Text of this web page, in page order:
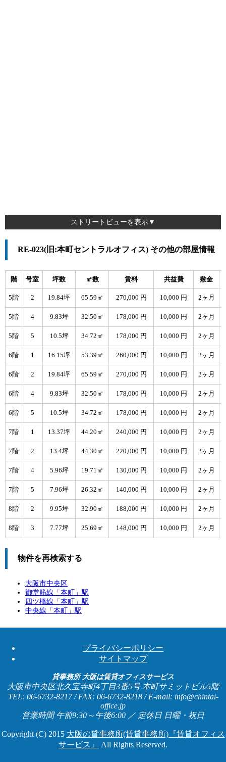
ストリートビューを表示▼
RE-023(旧:本町セントラルオフィス) その他の部屋情報
階 号室 坪数 ㎡数 賃料 共益費 敷金
5階 2 19.84坪 65.59㎡ 270,000 円 10,000 円 2ヶ月
5階 4 9.83坪 32.50㎡ 178,000 円 10,000 円 2ヶ月
5階 5 10.5坪 34.72㎡ 178,000 円 10,000 円 2ヶ月
6階 1 16.15坪 53.39㎡ 260,000 円 10,000 円 2ヶ月
6階 2 19.84坪 65.59㎡ 270,000 円 10,000 円 2ヶ月
6階 4 9.83坪 32.50㎡ 178,000 円 10,000 円 2ヶ月
6階 5 10.5坪 34.72㎡ 178,000 円 10,000 円 2ヶ月
7階 1 13.37坪 44.20㎡ 240,000 円 10,000 円 2ヶ月
7階 2 13.4坪 44.30㎡ 220,000 円 10,000 円 2ヶ月
7階 4 5.96坪 19.71㎡ 130,000 円 10,000 円 2ヶ月
7階 5 7.96坪 26.32㎡ 140,000 円 10,000 円 2ヶ月
8階 2 9.95坪 32.90㎡ 188,000 円 10,000 円 2ヶ月
8階 3 7.77坪 25.69㎡ 148,000 円 10,000 円 2ヶ月
物件を再検索する
大阪市中央区
御堂筋線「 本町
」駅
四ツ橋線「 本町
」駅
中央線「 本町 」駅
プライバシーポリシー
サイトマップ
貸事務所 大阪は賃貸オフィスサービス
大阪市中央区北久宝寺町4丁目3番5号 本町サミットビル5階
TEL: 06-6732-8217 / FAX: 06-6732-8218 / E-mail: info@chintai-
office.jp
営業時間 午前9:30～午後6:00 ／ 定休日 日曜・祝日
Copyright (C) 2015 大阪の貸事務所(賃貸事務所)『賃貸オフィス
サービス』
All Rights Reserved.